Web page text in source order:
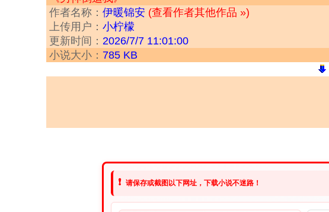
作者名称： 伊暖锦安 (查看作者其他作品 »)
上传用户： 小柠檬
更新时间： 2026/7/7 11:01:00
小说大小： 785 KB
❗ 请保存或截图以下网址，下载小说不迷路！